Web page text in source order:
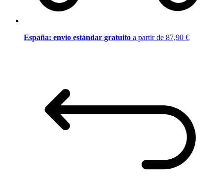
España: envío estándar gratuito a partir de 87,90 €